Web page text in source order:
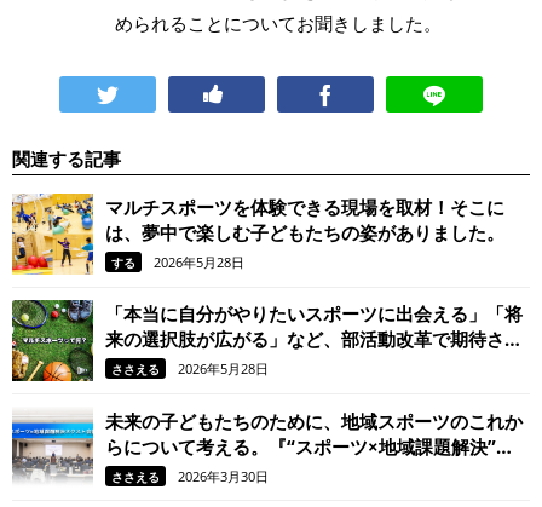
められることについてお聞きしました。
関連する記事
マルチスポーツを体験できる現場を取材！そこに
は、夢中で楽しむ子どもたちの姿がありました。
する 2026年5月28日
「本当に自分がやりたいスポーツに出会える」「将
来の選択肢が広がる」など、部活動改革で期待され
るマルチスポーツとは？
ささえる 2026年5月28日
未来の子どもたちのために、地域スポーツのこれか
らについて考える。『“スポーツ×地域課題解決”ネ
クスト会議』を開催しました。
ささえる 2026年3月30日